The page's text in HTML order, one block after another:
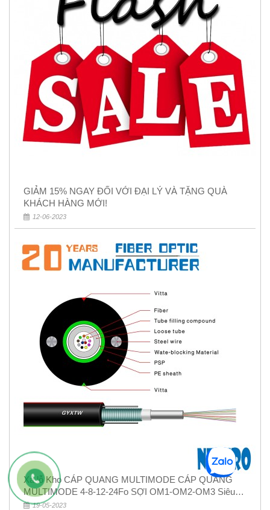
GIẢM 15% NGAY ĐỐI VỚI ĐẠI LÝ VÀ TẶNG QUÀ
KHÁCH HÀNG MỚI!
12-06-2023
Xả lỗ Kho CÁP QUANG MULTIMODE CÁP QUANG
MULTIMODE 4-8-12-24Fo SỢI OM1-OM2-OM3 Siêu
Rẻ 5k
19-05-2023